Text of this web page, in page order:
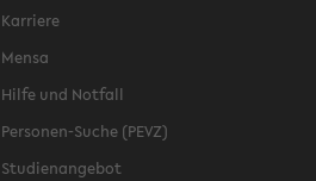
Karriere
Mensa
Hilfe und Notfall
Personen-Suche (PEVZ)
Studienangebot